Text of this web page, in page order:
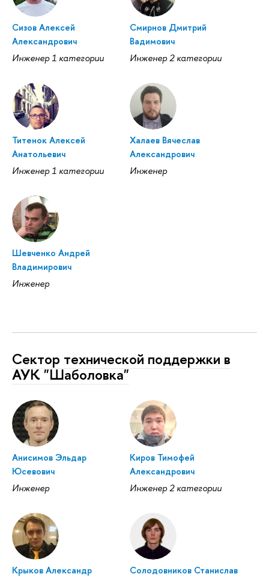
Сизов Алексей
Александрович
Инженер 1 категории
Смирнов Дмитрий
Вадимович
Инженер 2 категории
Титенок Алексей
Анатольевич
Инженер 1 категории
Халаев Вячеслав
Александрович
Инженер
Шевченко Андрей
Владимирович
Инженер
Сектор технической поддержки в
АУК "Шаболовка"
Анисимов Эльдар
Юсевович
Инженер
Киров Тимофей
Александрович
Инженер 2 категории
Крыков Александр
Солодовников Станислав